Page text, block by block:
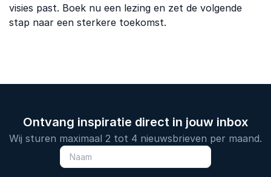
visies past. Boek nu een lezing en zet de volgende
stap naar een sterkere toekomst.
Ontvang inspiratie direct in jouw inbox
Wij sturen maximaal 2 tot 4 nieuwsbrieven per maand.